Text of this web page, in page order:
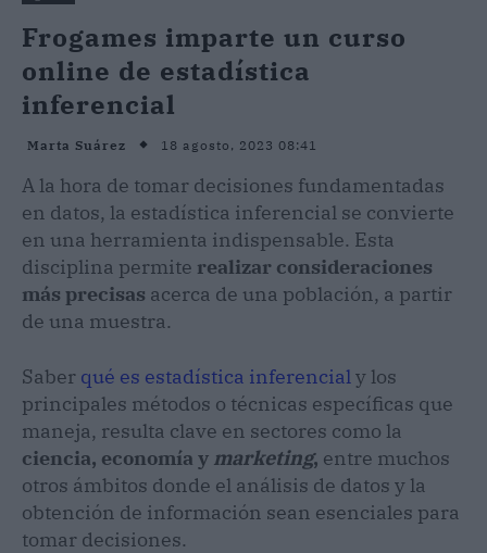
Frogames imparte un curso
online de estadística
inferencial
Marta Suárez 18 agosto, 2023 08:41
A la hora de tomar decisiones fundamentadas
en datos, la estadística inferencial se convierte
en una herramienta indispensable. Esta
disciplina permite realizar consideraciones
más precisas acerca de una población, a partir
de una muestra.
Saber qué es estadística inferencialy los
principales métodos o técnicas específicas que
maneja, resulta clave en sectores como la
ciencia, economía y marketing, entre muchos
otros ámbitos donde el análisis de datos y la
obtención de información sean esenciales para
tomar decisiones.